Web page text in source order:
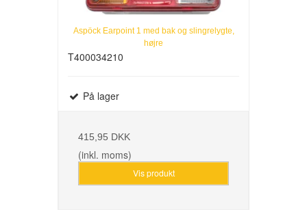
Aspöck Earpoint 1 med bak og slingrelygte,
højre
T400034210
På lager
415,95 DKK
(inkl. moms)
Vis produkt